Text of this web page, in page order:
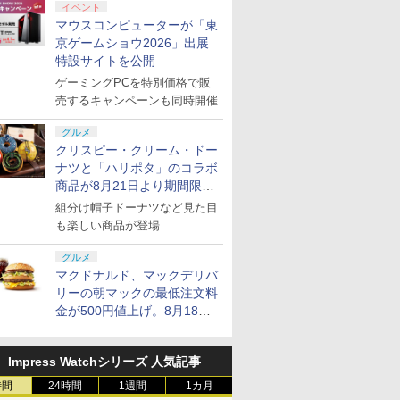
イベント
マウスコンピューターが「東
京ゲームショウ2026」出展
特設サイトを公開
ゲーミングPCを特別価格で販
売するキャンペーンも同時開催
グルメ
クリスピー・クリーム・ドー
ナツと「ハリポタ」のコラボ
商品が8月21日より期間限定
で発売
組分け帽子ドーナツなど見た目
も楽しい商品が登場
グルメ
マクドナルド、マックデリバ
リーの朝マックの最低注文料
金が500円値上げ。8月18日
Impress Watchシリーズ 人気記事
24時間 1週間 1カ月